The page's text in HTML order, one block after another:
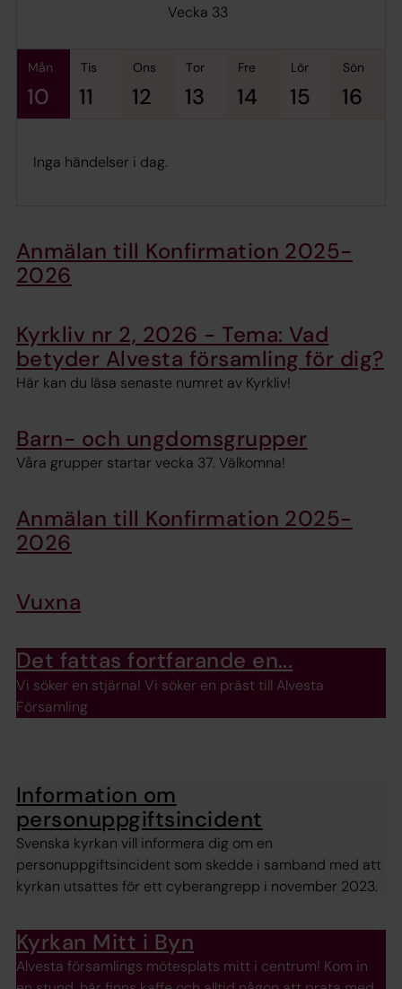
Vecka 33
mån
10
tis
11
ons
12
tor
13
fre
14
lör
15
sön
16
Inga händelser i dag.
Anmälan till Konfirmation 2025-
2026
Kyrkliv nr 2, 2026 - Tema: Vad
betyder Alvesta församling för dig?
Här kan du läsa senaste numret av Kyrkliv!
Barn- och ungdomsgrupper
Våra grupper startar vecka 37. Välkomna!
Anmälan till Konfirmation 2025-
2026
Vuxna
Det fattas fortfarande en...
Vi söker en stjärna! Vi söker en präst till Alvesta
Församling
Information om
personuppgiftsincident
Svenska kyrkan vill informera dig om en
personuppgiftsincident som skedde i samband med att
kyrkan utsattes för ett cyberangrepp i november 2023.
Kyrkan Mitt i Byn
Alvesta församlings mötesplats mitt i centrum! Kom in